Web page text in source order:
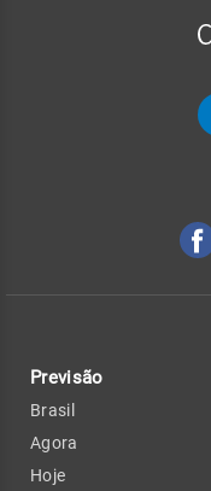
Previsão
Brasil
Agora
Hoje